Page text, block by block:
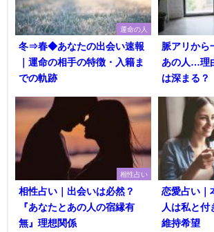
運命の人
冬⇒春◆あなたの出会い速報
｜運命の相手の特徴・入籍ま
での軌跡
脈アリから
あの人…理
は深まる？
相性占い
相性占い｜出会いは必然？
『あなたとあの人の宿縁有
無』理想関係
恋愛占い
人は私と
維持希望